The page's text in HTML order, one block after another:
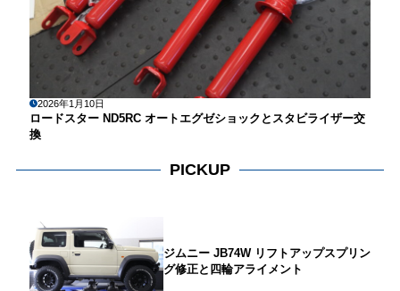
2026年1月10日
ロードスター ND5RC オートエグゼショックとスタビライザー交
換
PICKUP
ジムニー JB74W リフトアップスプリン
グ修正と四輪アライメント